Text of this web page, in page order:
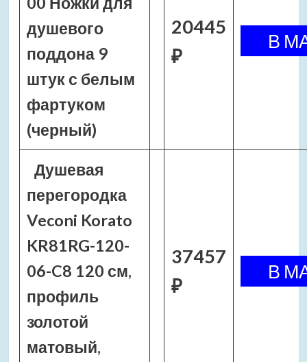
душевого
поддона 9
штук с белым
фартуком
(черный)
20445
₽
Душевая
перегородка
Veconi Korato
KR81RG-120-
06-C8 120 см,
профиль
золотой
матовый,
37457
₽